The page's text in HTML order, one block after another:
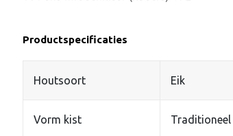
Productspecificaties
Houtsoort Eik
Vorm kist Traditioneel